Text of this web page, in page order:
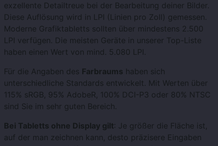
exzellente Detailtreue bei der Bearbeitung deiner Bilder.
Diese Auflösung wird in LPI (Linien pro Zoll) gemessen.
Moderne Grafiktabletts sollten über mindestens 2.500
LPI verfügen. Die meisten Geräte in unserer Top-Liste
haben einen Wert von mind. 5.080 LPI.
Für die Angaben des Farbraums haben sich
unterschiedliche Standards entwickelt. Mit Werten über
115 % sRGB, 95% AdobeR, 100% DCI-P3 oder 80% NTSC
sind Sie im sehr guten Bereich.
Bei Tabletts ohne Display gilt: Je größer die Fläche ist,
auf der man zeichnen kann, desto präzisere Eingaben